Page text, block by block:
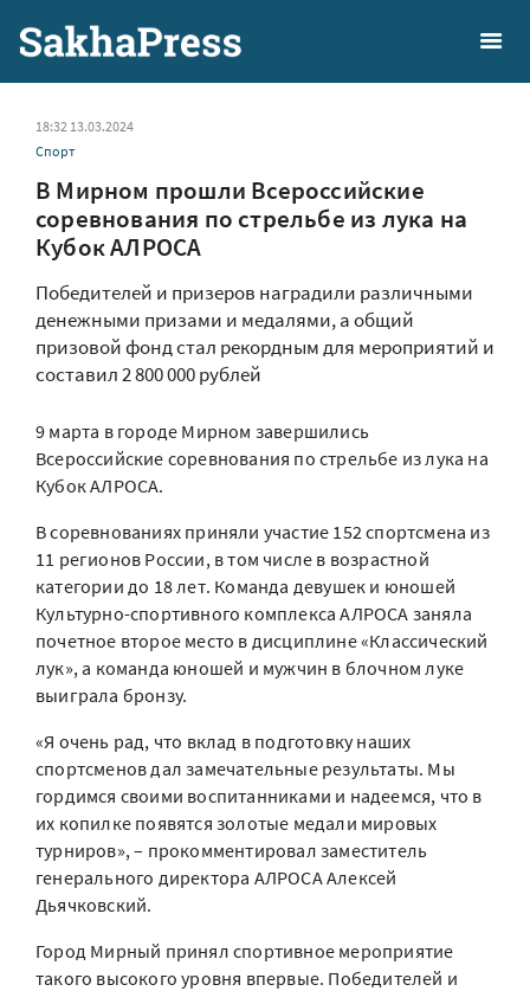
18:32 13.03.2024
Спорт
В Мирном прошли Всероссийские
соревнования по стрельбе из лука на
Кубок АЛРОСА
Победителей и призеров наградили различными
денежными призами и медалями, а общий
призовой фонд стал рекордным для мероприятий и
составил 2 800 000 рублей
9 марта в городе Мирном завершились
Всероссийские соревнования по стрельбе из лука на
Кубок АЛРОСА.
В соревнованиях приняли участие 152 спортсмена из
11 регионов России, в том числе в возрастной
категории до 18 лет. Команда девушек и юношей
Культурно-спортивного комплекса АЛРОСА заняла
почетное второе место в дисциплине «Классический
лук», а команда юношей и мужчин в блочном луке
выиграла бронзу.
«Я очень рад, что вклад в подготовку наших
спортсменов дал замечательные результаты. Мы
гордимся своими воспитанниками и надеемся, что в
их копилке появятся золотые медали мировых
турниров», – прокомментировал заместитель
генерального директора АЛРОСА Алексей
Дьячковский.
Город Мирный принял спортивное мероприятие
такого высокого уровня впервые. Победителей и